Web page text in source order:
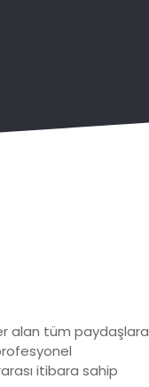
alan tüm paydaşlara
itibara sahip